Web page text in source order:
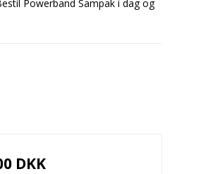
Powerband Sampak i dag og
DKK